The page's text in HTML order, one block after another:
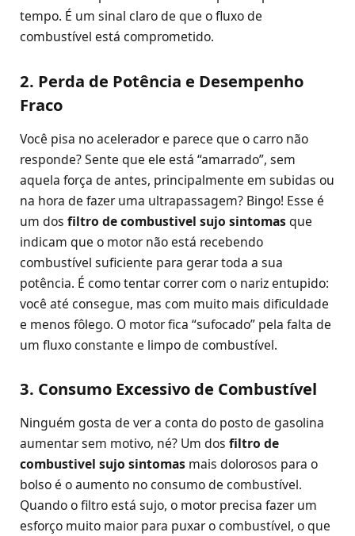
tempo. É um sinal claro de que o fluxo de
combustível está comprometido.
2. Perda de Potência e Desempenho
Fraco
Você pisa no acelerador e parece que o carro não
responde? Sente que ele está “amarrado”, sem
aquela força de antes, principalmente em subidas ou
na hora de fazer uma ultrapassagem? Bingo! Esse é
um dos filtro de combustivel sujo sintomasque
indicam que o motor não está recebendo
combustível suficiente para gerar toda a sua
potência. É como tentar correr com o nariz entupido:
você até consegue, mas com muito mais dificuldade
e menos fôlego. O motor fica “sufocado” pela falta de
um fluxo constante e limpo de combustível.
3. Consumo Excessivo de Combustível
Ninguém gosta de ver a conta do posto de gasolina
aumentar sem motivo, né? Um dos filtro de
combustivel sujo sintomas mais dolorosos para o
bolso é o aumento no consumo de combustível.
Quando o filtro está sujo, o motor precisa fazer um
esforço muito maior para puxar o combustível, o que